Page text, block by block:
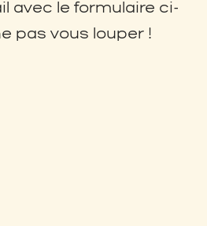
avec le formulaire ci-
pas vous louper !